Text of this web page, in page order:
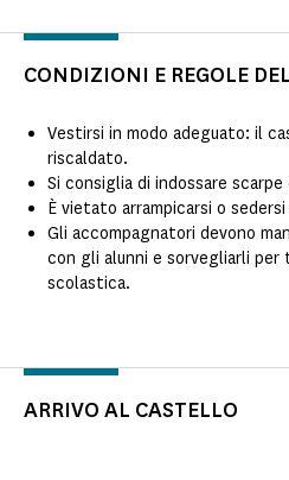
CONDIZIONI E REGOLE
Vestirsi in modo adeguato: il
riscaldato.
Si consiglia di indossare scarpe
È vietato arrampicarsi o
Gli accompagnatori devono
con gli alunni e sorvegliarli
scolastica.
ARRIVO AL CASTELLO